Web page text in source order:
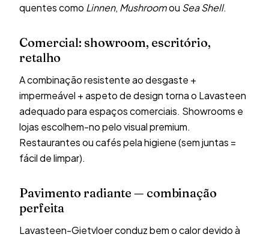
quentes como Linnen, Mushroomou Sea Shell.
Comercial: showroom, escritório,
retalho
A combinação resistente ao desgaste +
impermeável + aspeto de design torna o Lavasteen
adequado para espaços comerciais. Showrooms e
lojas escolhem-no pelo visual premium.
Restaurantes ou cafés pela higiene (sem juntas =
fácil de limpar).
Pavimento radiante — combinação
perfeita
Lavasteen-Gietvloer conduz bem o calor devido à